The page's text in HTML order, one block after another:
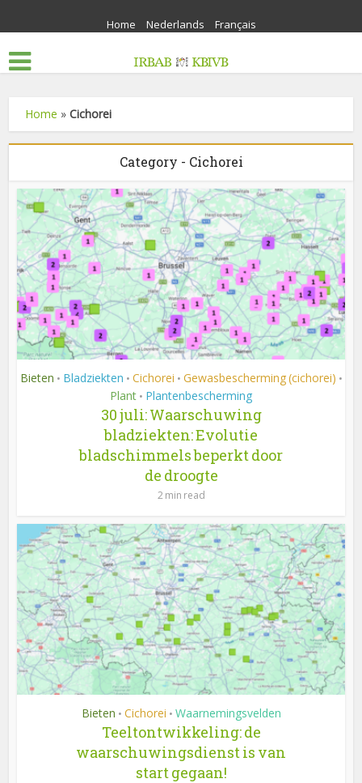
Home Nederlands Français
Home »Cichorei
Category - Cichorei
Bieten • Bladziekten • Cichorei • Gewasbescherming (cichorei) •
Plant • Plantenbescherming
30 juli: Waarschuwing
bladziekten: Evolutie
bladschimmels beperkt door
de droogte
2 min read
Bieten • Cichorei • Waarnemingsvelden
Teeltontwikkeling: de
waarschuwingsdienst is van
start gegaan!